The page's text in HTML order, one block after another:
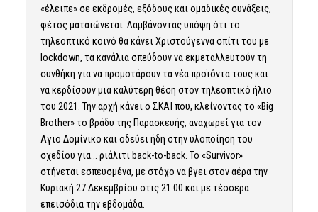
«έλειπε» σε εκδρομές, εξόδους και ομαδικές συνάξεις,
φέτος ματαιώνεται. Λαμβάνοντας υπόψη ότι το
τηλεοπτικό κοινό θα κάνει Χριστούγεννα σπίτι του με
lockdown, τα κανάλια σπεύδουν να εκμεταλλευτούν τη
συνθήκη για να προμοτάρουν τα νέα προϊόντα τους και
να κερδίσουν μια καλύτερη θέση στον τηλεοπτικό ήλιο
του 2021. Την αρχή κάνει ο ΣΚΑΪ που, κλείνοντας το «Big
Brother» το βράδυ της Παρασκευής, αναχωρεί για τον
Αγιο Δομίνικο και οδεύει ήδη στην υλοποίηση του
σχεδίου για… ριάλιτι back-to-back. Το «Survivor»
στήνεται εσπευσμένα, με στόχο να βγει στον αέρα την
Κυριακή 27 Δεκεμβρίου στις 21:00 και με τέσσερα
επεισόδια την εβδομάδα.